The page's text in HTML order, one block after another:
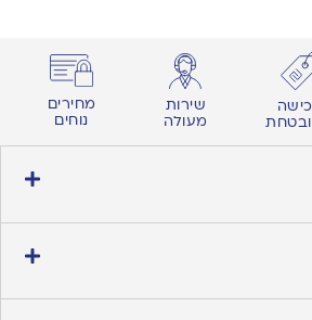
שירות
מעולה
מחירים
נוחים